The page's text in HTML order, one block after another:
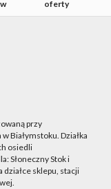
oferty
przy
Białymstoku. Działka
osiedli
Słoneczny Stok i
działce sklepu, stacji